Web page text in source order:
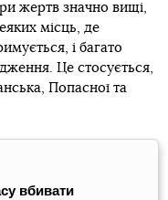
жертв значно вищі,
місць, де
і багато
Це стосується,
Попасної та
вбивати